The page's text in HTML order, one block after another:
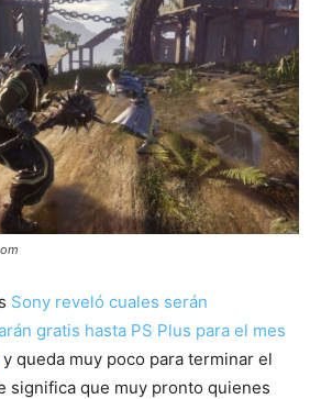
Sony reveló cuales serán
gratis hasta PS Plus para el mes
y queda muy poco para terminar el
significa que muy pronto quienes